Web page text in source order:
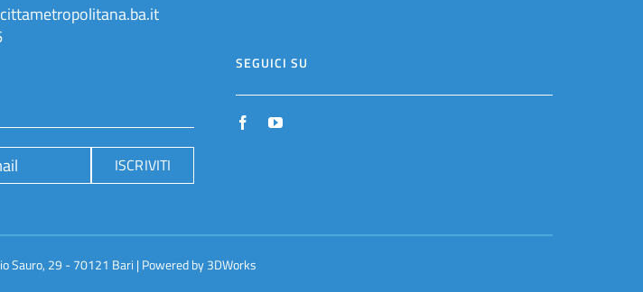
ISCRIVITI
SEGUICI SU
Sauro, 29 - 70121 Bari | Powered by3DWorks